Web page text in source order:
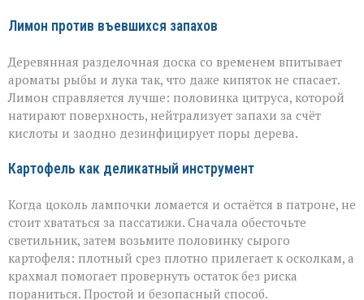
Лимон против въевшихся запахов
Деревянная разделочная доска со временем впитывает
ароматы рыбы и лука так, что даже кипяток не спасает.
Лимон справляется лучше: половинка цитруса, которой
натирают поверхность, нейтрализует запахи за счёт
кислоты и заодно дезинфицирует поры дерева.
Картофель как деликатный инструмент
Когда цоколь лампочки ломается и остаётся в патроне, не
стоит хвататься за пассатижи. Сначала обесточьте
светильник, затем возьмите половинку сырого
картофеля: плотный срез плотно прилегает к осколкам, а
крахмал помогает провернуть остаток без риска
пораниться. Простой и безопасный способ.